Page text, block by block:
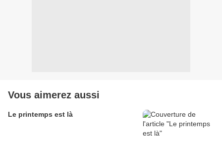
Vous aimerez aussi
Le printemps est là